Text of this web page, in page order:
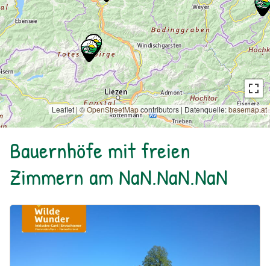
Leaflet | ©OpenStreetMapcontributors | Datenquelle:basemap.at
Bauernhöfe mit freien
Zimmern am NaN.NaN.NaN
Urlaub am Bauernhof: Bio Bauernhof Kurzeck